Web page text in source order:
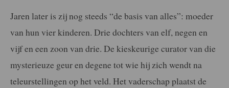
Jaren later is zij nog steeds “de basis van alles”: moeder
van hun vier kinderen. Drie dochters van elf, negen en
vijf en een zoon van drie. De kieskeurige curator van die
mysterieuze geur en degene tot wie hij zich wendt na
teleurstellingen op het veld. Het vaderschap plaatst de